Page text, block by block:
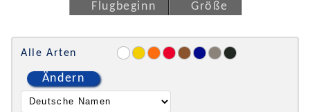
Flugbeginn
Größe
Alle Arten
Ändern